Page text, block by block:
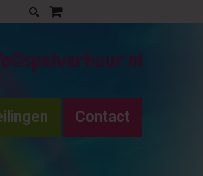
Contact